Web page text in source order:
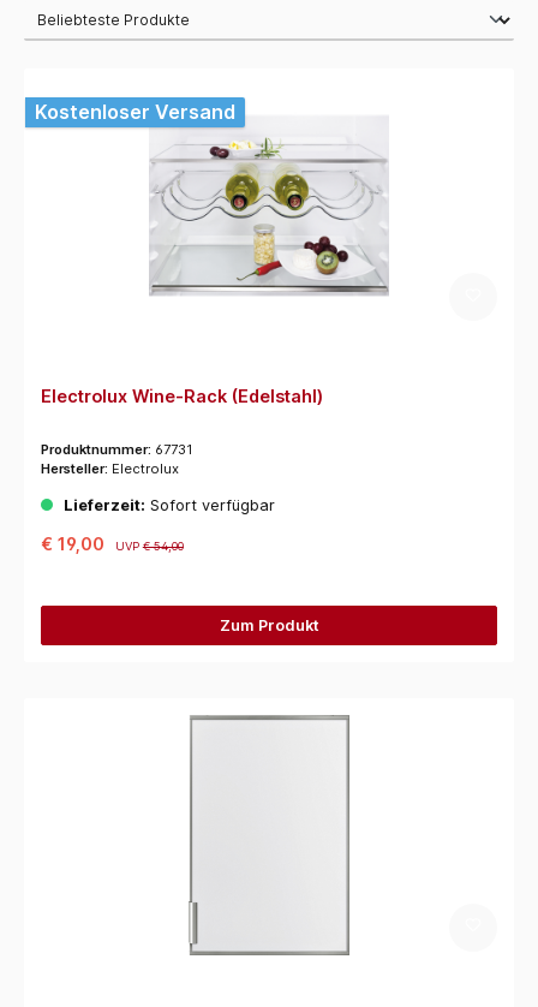
Kostenloser Versand
Electrolux Wine-Rack (Edelstahl)
Produktnummer: 67731
Hersteller: Electrolux
Lieferzeit: Sofort verfügbar
€ 19,00 UVP€ 54,00
Zum Produkt